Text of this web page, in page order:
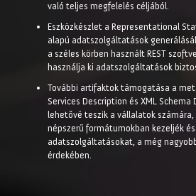
való teljes megfelelés céljából.
Eszközkészlet a Representational
alapú adatszolgáltatások
a széles körben használt REST
használja ki adatszolgáltatások
További artifaktok támogatása a
Services Description és XML
lehetővé teszik a vállalatok számára,
népszerű formátumokban kezeljék
adatszolgáltatásokat, a még
érdekében.